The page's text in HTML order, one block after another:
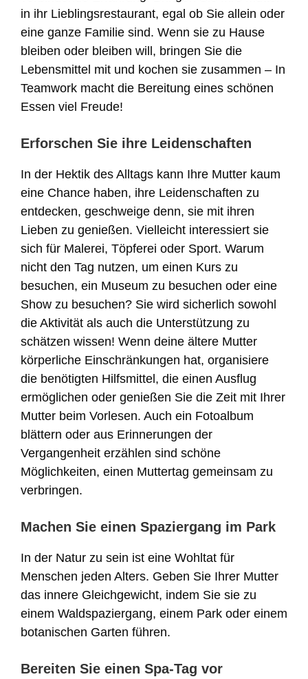
in ihr Lieblingsrestaurant, egal ob Sie allein oder
eine ganze Familie sind. Wenn sie zu Hause
bleiben oder bleiben will, bringen Sie die
Lebensmittel mit und kochen sie zusammen – In
Teamwork macht die Bereitung eines schönen
Essen viel Freude!
Erforschen Sie ihre Leidenschaften
In der Hektik des Alltags kann Ihre Mutter kaum
eine Chance haben, ihre Leidenschaften zu
entdecken, geschweige denn, sie mit ihren
Lieben zu genießen. Vielleicht interessiert sie
sich für Malerei, Töpferei oder Sport. Warum
nicht den Tag nutzen, um einen Kurs zu
besuchen, ein Museum zu besuchen oder eine
Show zu besuchen? Sie wird sicherlich sowohl
die Aktivität als auch die Unterstützung zu
schätzen wissen! Wenn deine ältere Mutter
körperliche Einschränkungen hat, organisiere
die benötigten Hilfsmittel, die einen Ausflug
ermöglichen oder genießen Sie die Zeit mit Ihrer
Mutter beim Vorlesen. Auch ein Fotoalbum
blättern oder aus Erinnerungen der
Vergangenheit erzählen sind schöne
Möglichkeiten, einen Muttertag gemeinsam zu
verbringen.
Machen Sie einen Spaziergang im Park
In der Natur zu sein ist eine Wohltat für
Menschen jeden Alters. Geben Sie Ihrer Mutter
das innere Gleichgewicht, indem Sie sie zu
einem Waldspaziergang, einem Park oder einem
botanischen Garten führen.
Bereiten Sie einen Spa-Tag vor